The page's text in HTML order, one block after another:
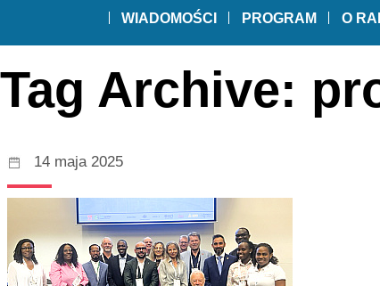
WIADOMOŚCI PROGRAM O
Tag Archive:
14 maja 2025